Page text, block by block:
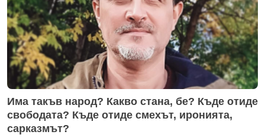
Има такъв народ? Какво стана, бе? Къде отиде
свободата? Къде отиде смехът, иронията,
сарказмът?